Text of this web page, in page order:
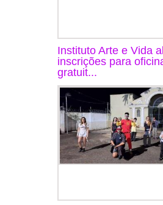
Instituto Arte e Vida
inscrições para
gratuit...